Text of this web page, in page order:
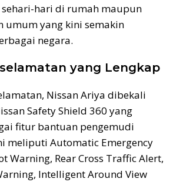
hari di rumah maupun
umum yang kini semakin
negara.
yang Lengkap
Nissan Ariya dibekali
Safety Shield 360 yang
fitur bantuan pengemudi
meliputi Automatic Emergency
Warning, Rear Cross Traffic Alert,
Intelligent Around View